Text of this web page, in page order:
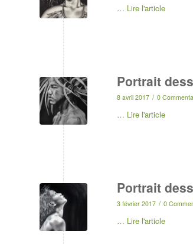
… Lire l'article
Portrait
8 avril 2017 / 0
… Lire l'article
Portrait
3 février 2017 / 0
… Lire l'article